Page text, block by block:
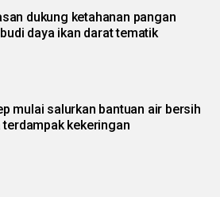
dukung ketahanan pangan
daya ikan darat tematik
mulai salurkan bantuan air bersih
terdampak kekeringan